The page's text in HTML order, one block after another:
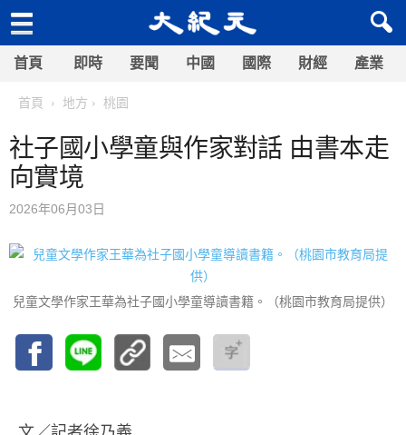
首頁 即時 要聞 中國 國際 財經 產業
首頁 地方 桃園
社子國小學童與作家對話 由書本走
向實境
2026年06月03日
兒童文學作家王華為社子國小學童導讀書籍。（桃園市教育局提供）